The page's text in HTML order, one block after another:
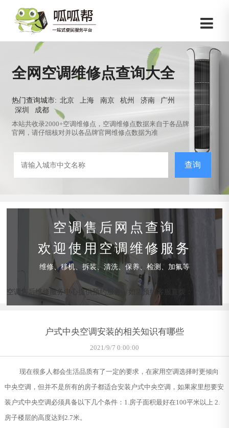
全网空调维修点查询大全
热门查询城市: 北京 上海 南京 杭州 济南
广州
深圳
成都
本站共收录2000+空调维修点，空调维修点数据来自于各品牌
官网，请仔细核对并以各品牌官网维修点数据为准
查询
空调售后网点查询
欢迎使用空调维修服务
维修、移机、拆装、清洗、保养、检测、加氟等
空调售后维修服务中心提供预约服务，如需预约客服直拨：
户式中央空调安装的相关知识有哪些
2021/9/7 0:00:00
现在很多人都会生活品质有了一定的要求，在家用空调选择时更倾向
中央空调，但并不是所有的房子都适合安装户式中央空调，如果家里想要安
装户式中央空调必须具备以下几个条件：1.房子面积最好在100平米以上 2.
房子楼层的高度达到2.7米。